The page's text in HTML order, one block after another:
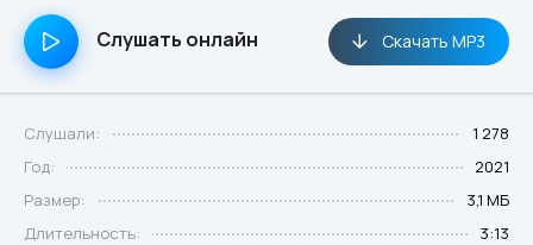
Слушать онлайн Скачать MP3
Слушали:
1 278
Год:
2021
Размер:
3,1 МБ
Длительность:
3:13